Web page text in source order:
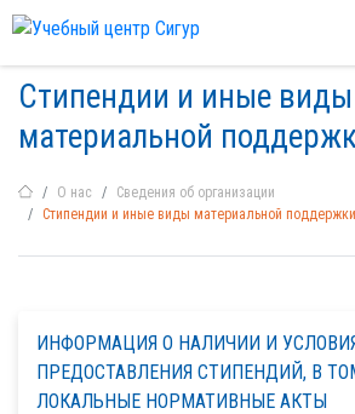
Стипендии и иные виды
материальной
О нас
Сведения об организации
Стипендии и иные виды материальной поддержки
ИНФОРМАЦИЯ О НАЛИЧИИ И
ПРЕДОСТАВЛЕНИЯ СТИПЕНДИЙ, В
ЛОКАЛЬНЫЕ НОРМАТИВНЫЕ АКТЫ